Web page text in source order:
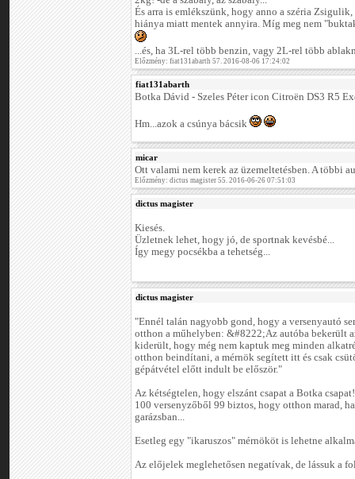
És arra is emlékszünk, hogy anno a széria
hiánya miatt mentek annyira. Míg meg nem
...és, ha 3L-rel több benzin, vagy 2L-rel több
Előzmény: fiat131abarth 57. 2016-08-06 17:24:02
fiat131abarth
Botka Dávid - Szeles Péter icon Citroën DS3 R5
Hm...azok a csúnya bácsik
micar
Ott valami nem kerek az üzemeltetésben. A többi
Előzmény: dictus magister 55. 2016-06-26 07:51:03
dictus magister
Kiesés.
Üzletnek lehet, hogy jó, de sportnak kevésbé...
Így megy pocsékba a tehetség...
dictus magister
"Ennél talán nagyobb gond, hogy a versenyautó
otthon a műhelyben: &#8222;Az autóba bekerült
kiderült, hogy még nem kaptuk meg minden
otthon beindítani, a mérnök segített itt és csak
gépátvétel előtt indult be először."
Az kétségtelen, hogy elszánt csapat a Botka csapat!
100 versenyzőből 99 biztos, hogy otthon marad,
garázsban...
Esetleg egy "ikaruszos" mérnököt is lehetne
Az előjelek meglehetősen negatívak, de lássuk a